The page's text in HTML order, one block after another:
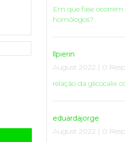
Em que fase
homólogos?
llpierin
August 2022 | 0
relação da glicocalix
eduardajorge
August 2022 | 0